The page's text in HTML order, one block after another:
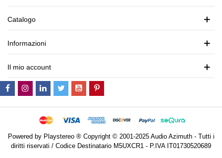
Catalogo
Informazioni
Il mio account
Powered by Playstereo ® Copyright © 2001-2025 Audio Azimuth - Tutti i
diritti riservati / Codice Destinatario M5UXCR1 - P.IVA IT01730520689